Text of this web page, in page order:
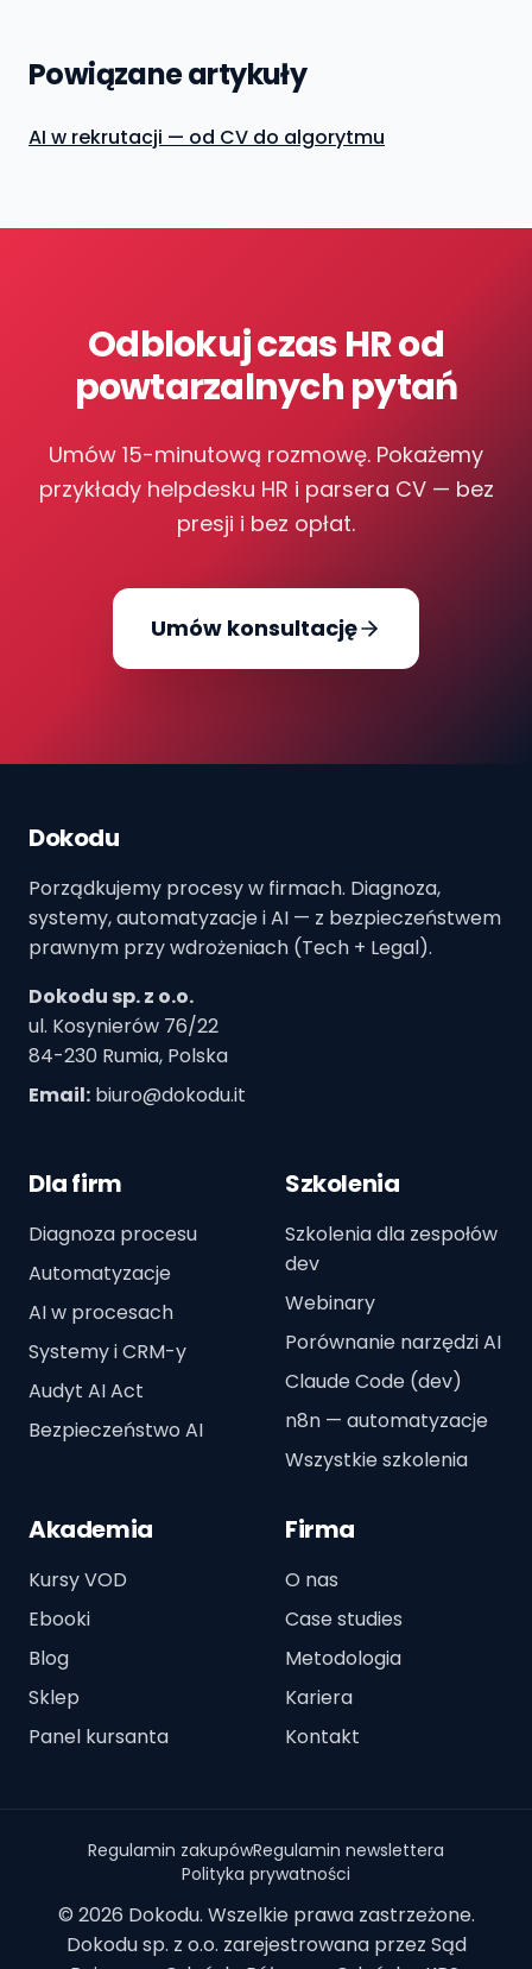
Powiązane artykuły
AI w rekrutacji — od CV do algorytmu
Odblokuj czas HR od
powtarzalnych pytań
Umów 15-minutową rozmowę. Pokażemy
przykłady helpdesku HR i parsera CV — bez
presji i bez opłat.
Umów konsultację
Dokodu
Porządkujemy procesy w firmach. Diagnoza,
systemy, automatyzacje i AI — z bezpieczeństwem
prawnym przy wdrożeniach (Tech + Legal).
Dokodu sp. z o.o.
ul. Kosynierów 76/22
84-230 Rumia, Polska
Email: biuro@dokodu.it
Dla firm
Diagnoza procesu
Automatyzacje
AI w procesach
Systemy i CRM-y
Audyt AI Act
Bezpieczeństwo AI
Szkolenia
Szkolenia dla zespołów
dev
Webinary
Porównanie narzędzi AI
Claude Code (dev)
n8n — automatyzacje
Wszystkie szkolenia
Akademia
Kursy VOD
Ebooki
Blog
Sklep
Panel kursanta
Firma
O nas
Case studies
Metodologia
Kariera
Kontakt
Regulamin zakupówRegulamin newslettera
Polityka prywatności
© 2026 Dokodu. Wszelkie prawa zastrzeżone.
Dokodu sp. z o.o. zarejestrowana przez Sąd